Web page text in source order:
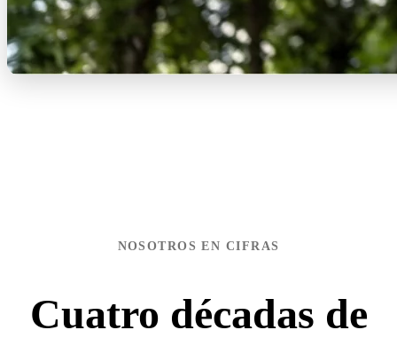
NOSOTROS EN CIFRAS
Cuatro décadas de